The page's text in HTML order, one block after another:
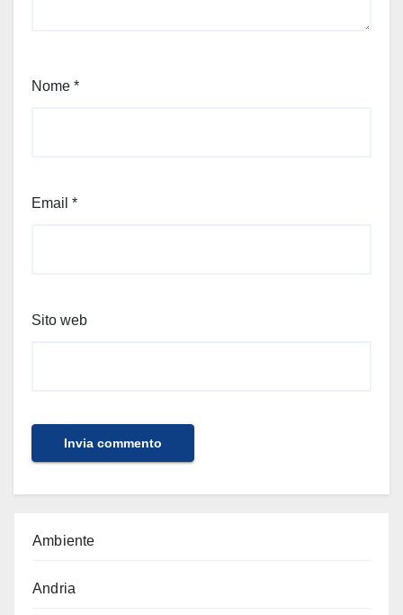
Nome *
Email *
Sito web
Ambiente
Andria